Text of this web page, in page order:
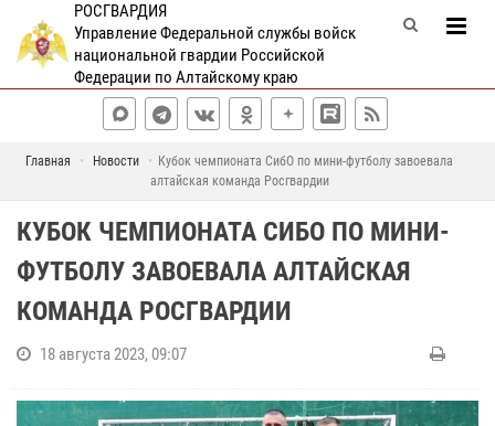
РОСГВАРДИЯ
Управление Федеральной службы войск
национальной гвардии Российской
Федерации по Алтайскому краю
Главная Новости
Кубок чемпионата СибО по мини-футболу завоевала
алтайская команда Росгвардии
КУБОК ЧЕМПИОНАТА СИБО ПО МИНИ-
ФУТБОЛУ ЗАВОЕВАЛА АЛТАЙСКАЯ
КОМАНДА РОСГВАРДИИ
18 августа 2023, 09:07